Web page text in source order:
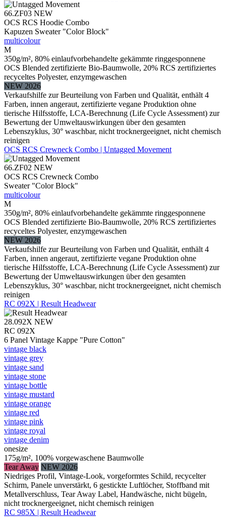
66.ZF03 NEW
OCS RCS Hoodie Combo
Kapuzen Sweater "Color Block"
multicolour
M
350g/m², 80% einlaufvorbehandelte gekämmte ringgesponnene
OCS Blended zertifizierte Bio-Baumwolle, 20% RCS zertifiziertes
recyceltes Polyester, enzymgewaschen
NEW 2026
Verkaufshilfe zur Beurteilung von Farben und Qualität, enthält 4
Farben, innen angeraut, zertifizierte vegane Produktion ohne
tierische Hilfsstoffe, LCA-Berechnung (Life Cycle Assessment) zur
Bewertung der Umweltauswirkungen über den gesamten
Lebenszyklus, 30° waschbar, nicht trocknergeeignet, nicht chemisch
reinigen
OCS RCS Crewneck Combo | Untagged Movement
66.ZF02 NEW
OCS RCS Crewneck Combo
Sweater "Color Block"
multicolour
M
350g/m², 80% einlaufvorbehandelte gekämmte ringgesponnene
OCS Blended zertifizierte Bio-Baumwolle, 20% RCS zertifiziertes
recyceltes Polyester, enzymgewaschen
NEW 2026
Verkaufshilfe zur Beurteilung von Farben und Qualität, enthält 4
Farben, innen angeraut, zertifizierte vegane Produktion ohne
tierische Hilfsstoffe, LCA-Berechnung (Life Cycle Assessment) zur
Bewertung der Umweltauswirkungen über den gesamten
Lebenszyklus, 30° waschbar, nicht trocknergeeignet, nicht chemisch
reinigen
RC 092X | Result Headwear
28.092X NEW
RC 092X
6 Panel Vintage Kappe "Pure Cotton"
vintage black
vintage grey
vintage sand
vintage stone
vintage bottle
vintage mustard
vintage orange
vintage red
vintage pink
vintage royal
vintage denim
onesize
175g/m², 100% vorgewaschene Baumwolle
Tear Away NEW 2026
Niedriges Profil, Vintage-Look, vorgeformtes Schild, recycelter
Schirm, Panele unverstärkt, 6 gestickte Luftlöcher, Stoffband mit
Metallverschluss, Tear Away Label, Handwäsche, nicht bügeln,
nicht trocknergeeignet, nicht chemisch reinigen
RC 985X | Result Headwear